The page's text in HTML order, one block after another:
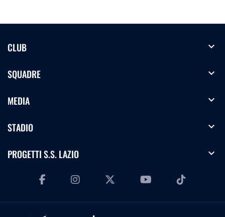
CLUB expand_more
SQUADRE expand_more
MEDIA expand_more
STADIO expand_more
PROGETTI S.S. LAZIO expand_more